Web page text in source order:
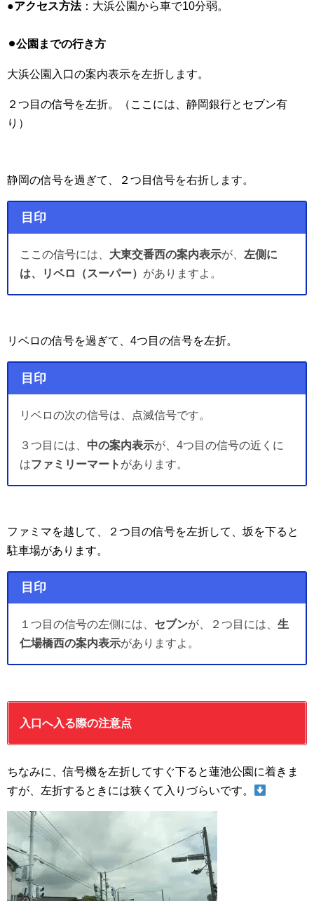
●アクセス方法：大浜公園から車で10分弱。
⚫︎公園までの行き方
大浜公園入口の案内表示を左折します。
２つ目の信号を左折。（ここには、静岡銀行とセブン有
り）
静岡の信号を過ぎて、２つ目信号を右折します。
目印
ここの信号には、 大東交番西の案内表示が、 左側に
は、リベロ（スーパー） がありますよ。
リベロの信号を過ぎて、4つ目の信号を左折。
目印
リベロの次の信号は、点滅信号です。
３つ目には、 中の案内表示が、4つ目の信号の近くに
はファミリーマート があります。
ファミマを越して、２つ目の信号を左折して、坂を下ると
駐車場があります。
目印
１つ目の信号の左側には、 セブンが、２つ目には、 生
仁場橋西の案内表示がありますよ。
入口へ入る際の注意点
ちなみに、信号機を左折してすぐ下ると蓮池公園に着きま
すが、左折するときには狭くて入りづらいです。